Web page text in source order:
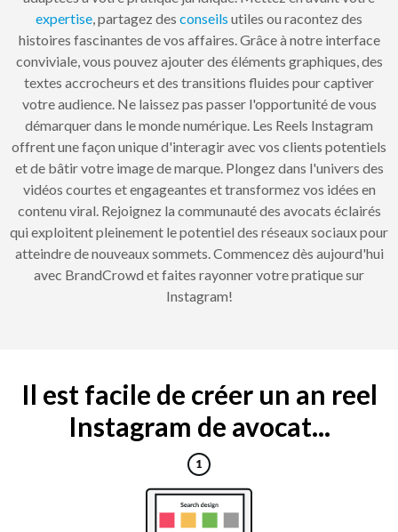
expertise , partagez des conseils utiles ou racontez des
histoires fascinantes de vos affaires. Grâce à notre interface
conviviale, vous pouvez ajouter des éléments graphiques, des
textes accrocheurs et des transitions fluides pour captiver
votre audience. Ne laissez pas passer l'opportunité de vous
démarquer dans le monde numérique. Les Reels Instagram
offrent une façon unique d'interagir avec vos clients potentiels
et de bâtir votre image de marque. Plongez dans l'univers des
vidéos courtes et engageantes et transformez vos idées en
contenu viral. Rejoignez la communauté des avocats éclairés
qui exploitent pleinement le potentiel des réseaux sociaux pour
atteindre de nouveaux sommets. Commencez dès aujourd'hui
avec BrandCrowd et faites rayonner votre pratique sur
Instagram!
Il est facile de créer un an reel
Instagram de avocat...